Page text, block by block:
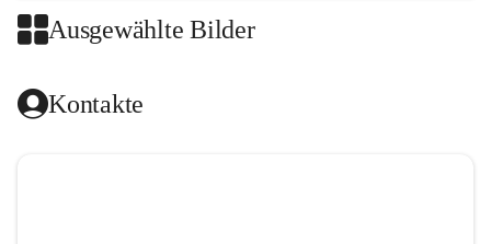
Kirchenmusik, dem kunstvollen Lob Gottes.
Das kirchenmusikalische Festival Cellensis wird seit dem
Ausgewählte Bilder
Kontakte